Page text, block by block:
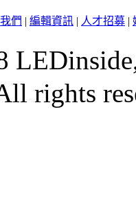
們 | 編輯資訊 | 人才招募 |
rights